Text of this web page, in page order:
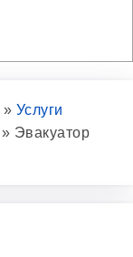
» Услуги
» Эвакуатор